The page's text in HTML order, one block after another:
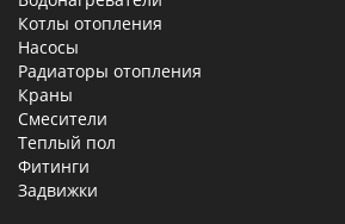
Котлы отопления
Насосы
Радиаторы отопления
Краны
Смесители
Теплый пол
Фитинги
Задвижки